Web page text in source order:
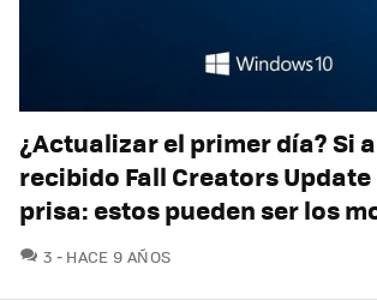
¿Actualizar el primer día? Si
recibido Fall Creators
prisa: estos pueden ser los
3 COMENTARIOS
HACE 9 AÑOS